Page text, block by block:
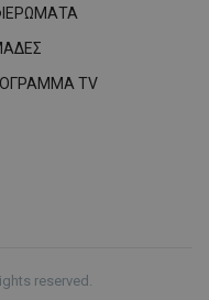
TV
reserved.